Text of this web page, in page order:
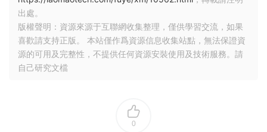
出處。
版權聲明：資源來源于互聯網收集整理，僅供學習交流，如果
喜歡請支持正版。 本站僅作爲資源信息收集站點，無法保證資
源的可用及完整性，不提供任何資源安裝使用及技術服務。請
自己研究文檔
0